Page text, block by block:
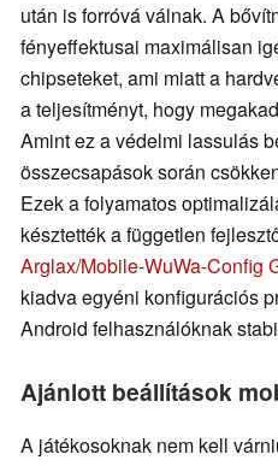
után is forróvá válnak. A
fényeffektusai maximálisan
chipseteket, ami miatt a
a teljesítményt, hogy
Amint ez a védelmi lassulás
összecsapások során
Ezek a folyamatos
késztették a független
Arglax/Mobile-WuWa-Config
kiadva egyéni konfigurációs
Android felhasználóknak
Ajánlott beállítások
A játékosoknak nem kell